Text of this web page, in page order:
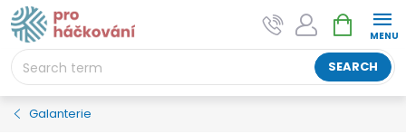
Skip
to
content
SEARCH
CART
Galanterie
AI asistent "pani Klubíčková" –
ProHackovani.cz
Jsme e-shop s více než osmiletou tradicí a máme pro
vás připraveno více než 25 tisíc produktů. Vše skladem,
připravené k odeslání.